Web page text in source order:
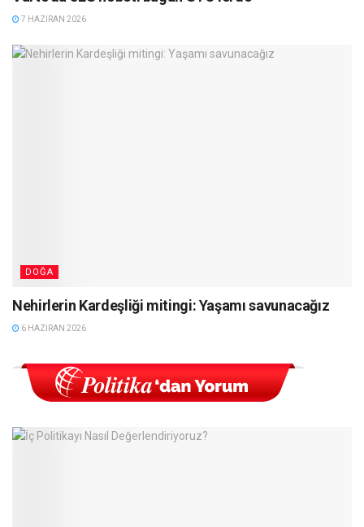
7 HAZIRAN 2026
DOĞA
Nehirlerin Kardeşliği mitingi: Yaşamı savunacağız
6 HAZIRAN 2026